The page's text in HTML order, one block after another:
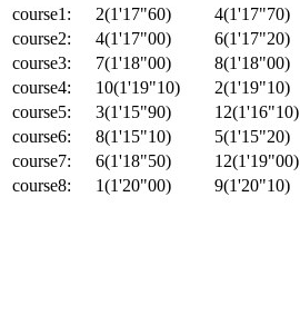
course1: 2(1'17"60) 4(1'17"70)
course2:
4(1'17"00) 6(1'17"20)
course3:
7(1'18"00) 8(1'18"00)
course4:
10(1'19"10) 2(1'19"10)
course5:
3(1'15"90) 12(1'16"10)
course6:
8(1'15"10) 5(1'15"20)
course7:
6(1'18"50) 12(1'19"00)
course8:
1(1'20"00) 9(1'20"10)